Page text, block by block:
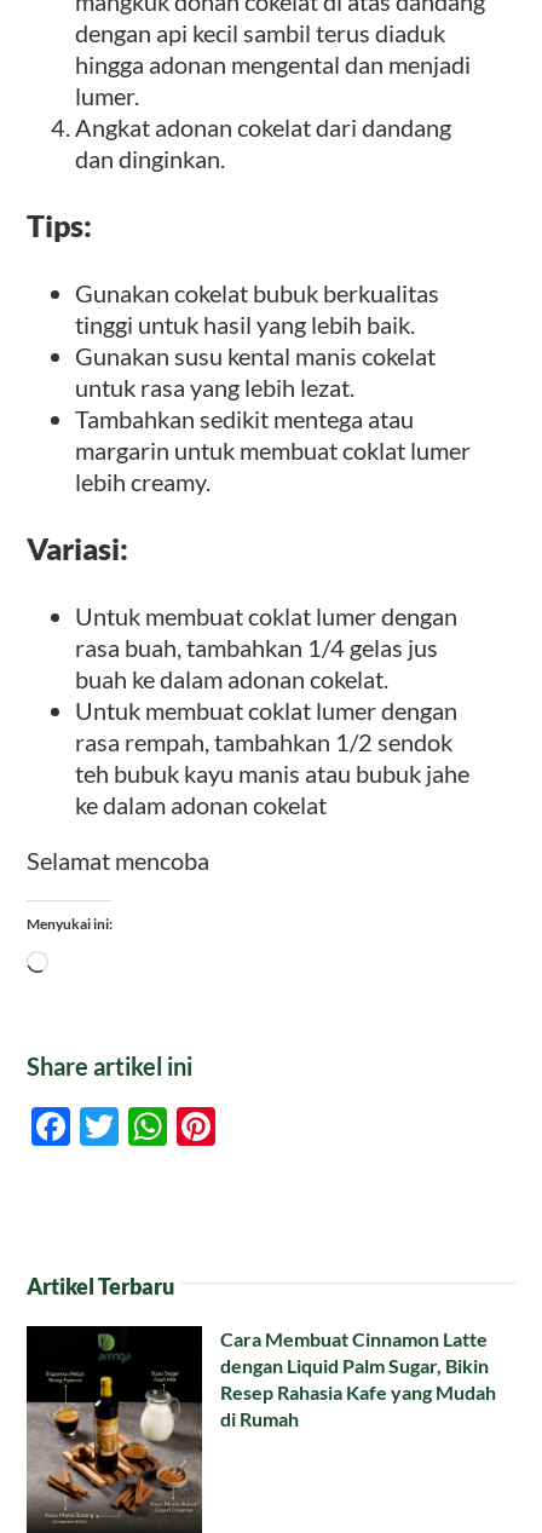
dengan api kecil sambil terus diaduk
hingga adonan mengental dan menjadi
lumer.
Angkat adonan cokelat dari dandang
dan dinginkan.
Tips:
Gunakan cokelat bubuk berkualitas
tinggi untuk hasil yang lebih baik.
Gunakan susu kental manis cokelat
untuk rasa yang lebih lezat.
Tambahkan sedikit mentega atau
margarin untuk membuat coklat lumer
lebih creamy.
Variasi:
Untuk membuat coklat lumer dengan
rasa buah, tambahkan 1/4 gelas jus
buah ke dalam adonan cokelat.
Untuk membuat coklat lumer dengan
rasa rempah, tambahkan 1/2 sendok
teh bubuk kayu manis atau bubuk jahe
ke dalam adonan cokelat
Selamat mencoba
Menyukai ini:
Memuat...
Share artikel ini
Facebook
TwitterWhatsApp
Artikel Terbaru
Cara Membuat Cinnamon Latte
dengan Liquid Palm Sugar, Bikin
Resep Rahasia Kafe yang Mudah
di Rumah